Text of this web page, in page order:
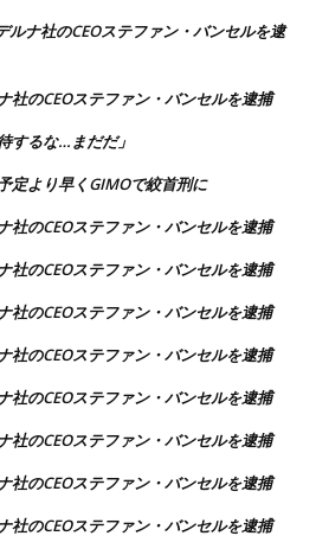
ルナ社のCEOステファン・バンセルを逮
社のCEOステファン・バンセルを逮捕
するな…まだだ」
定より早くGIMOで絞首刑に
社のCEOステファン・バンセルを逮捕
社のCEOステファン・バンセルを逮捕
社のCEOステファン・バンセルを逮捕
社のCEOステファン・バンセルを逮捕
社のCEOステファン・バンセルを逮捕
社のCEOステファン・バンセルを逮捕
社のCEOステファン・バンセルを逮捕
社のCEOステファン・バンセルを逮捕